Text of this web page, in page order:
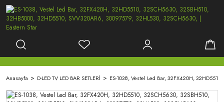
Anasayfa D-LED TV LED BAR SETLERİ ES-1038, Vestel Led Bar, 32FX420H,